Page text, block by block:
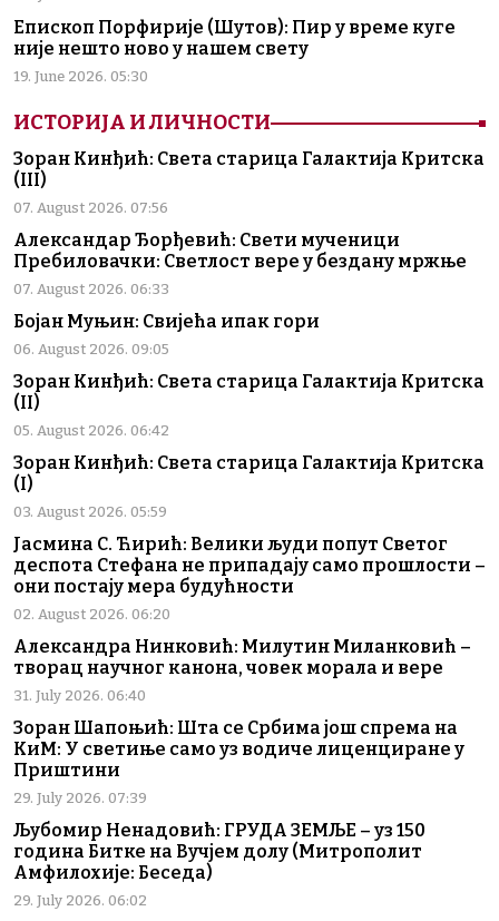
Епископ Порфирије (Шутов): Пир у време куге
није нешто ново у нашем свету
19. June 2026. 05:30
ИСТОРИЈА И ЛИЧНОСТИ
Зоран Кинђић: Света старица Галактија Критска
(III)
07. August 2026. 07:56
Александар Ђорђевић: Свети мученици
Пребиловачки: Светлост вере у бездану мржње
07. August 2026. 06:33
Бојан Муњин: Свијећа ипак гори
06. August 2026. 09:05
Зоран Кинђић: Света старица Галактија Критска
(II)
05. August 2026. 06:42
Зоран Кинђић: Света старица Галактија Критска
(I)
03. August 2026. 05:59
Јасмина С. Ћирић: Велики људи попут Светог
деспота Стефана не припадају само прошлости –
они постају мера будућности
02. August 2026. 06:20
Александра Нинковић: Милутин Миланковић –
творац научног канона, човек морала и вере
31. July 2026. 06:40
Зоран Шапоњић: Шта се Србима још спрема на
КиМ: У светиње само уз водиче лиценциране у
Приштини
29. July 2026. 07:39
Љубомир Ненадовић: ГРУДА ЗЕМЉЕ – уз 150
година Битке на Вучјем долу (Митрополит
Амфилохије: Беседа)
29. July 2026. 06:02